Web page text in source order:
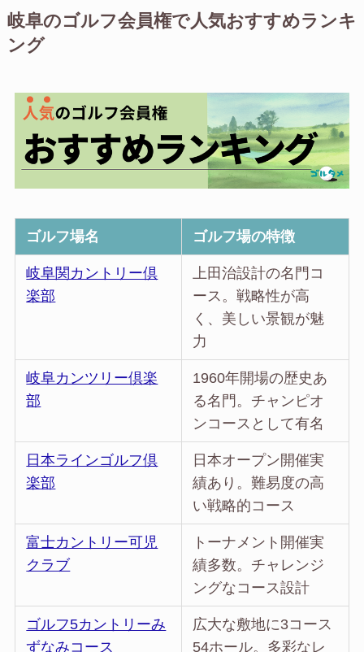
岐阜のゴルフ会員権で人気おすすめランキ
ング
ゴルフ場名 ゴルフ場の特徴
岐阜関カントリー倶
楽部
上田治設計の名門コ
ース。戦略性が高
く、美しい景観が魅
力
岐阜カンツリー倶楽
部
1960年開場の歴史あ
る名門。チャンピオ
ンコースとして有名
日本ラインゴルフ倶
楽部
日本オープン開催実
績あり。難易度の高
い戦略的コース
富士カントリー可児
クラブ
トーナメント開催実
績多数。チャレンジ
ングなコース設計
ゴルフ5カントリーみ
ずなみコース
広大な敷地に3コース
54ホール。多彩なレ